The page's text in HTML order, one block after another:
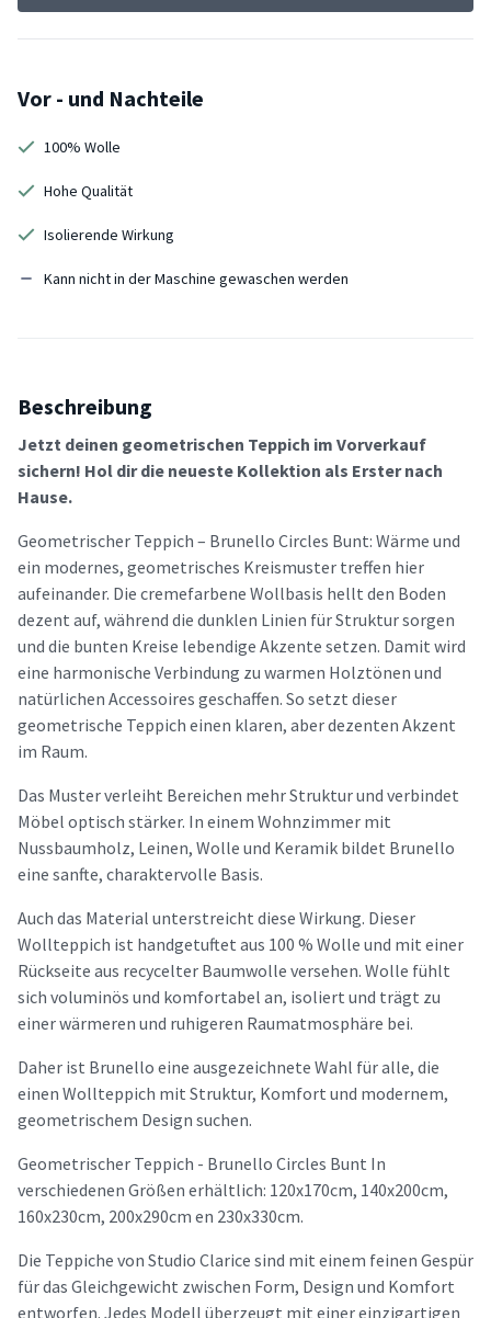
Vor - und Nachteile
100% Wolle
Hohe Qualität
Isolierende Wirkung
Kann nicht in der Maschine gewaschen werden
Beschreibung
Jetzt deinen geometrischen Teppich im Vorverkauf
sichern! Hol dir die neueste Kollektion als Erster nach
Hause.
Geometrischer Teppich – Brunello Circles Bunt: Wärme und
ein modernes, geometrisches Kreismuster treffen hier
aufeinander. Die cremefarbene Wollbasis hellt den Boden
dezent auf, während die dunklen Linien für Struktur sorgen
und die bunten Kreise lebendige Akzente setzen. Damit wird
eine harmonische Verbindung zu warmen Holztönen und
natürlichen Accessoires geschaffen. So setzt dieser
geometrische Teppich einen klaren, aber dezenten Akzent
im Raum.
Das Muster verleiht Bereichen mehr Struktur und verbindet
Möbel optisch stärker. In einem Wohnzimmer mit
Nussbaumholz, Leinen, Wolle und Keramik bildet Brunello
eine sanfte, charaktervolle Basis.
Auch das Material unterstreicht diese Wirkung. Dieser
Wollteppich ist handgetuftet aus 100 % Wolle und mit einer
Rückseite aus recycelter Baumwolle versehen. Wolle fühlt
sich voluminös und komfortabel an, isoliert und trägt zu
einer wärmeren und ruhigeren Raumatmosphäre bei.
Daher ist Brunello eine ausgezeichnete Wahl für alle, die
einen Wollteppich mit Struktur, Komfort und modernem,
geometrischem Design suchen.
Geometrischer Teppich - Brunello Circles Bunt In
verschiedenen Größen erhältlich: 120x170cm, 140x200cm,
160x230cm, 200x290cm en 230x330cm.
Die Teppiche von Studio Clarice sind mit einem feinen Gespür
für das Gleichgewicht zwischen Form, Design und Komfort
entworfen. Jedes Modell überzeugt mit einer einzigartigen